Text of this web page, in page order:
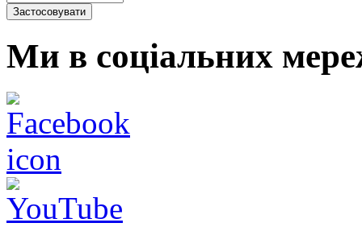
Ми в соціальних